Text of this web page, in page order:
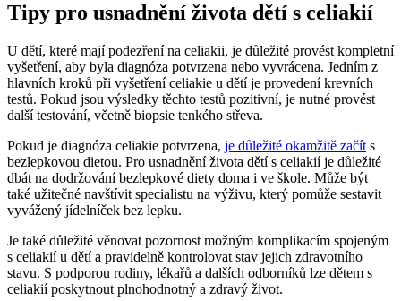
Tipy pro ​usnadnění života dětí s celiakií
U dětí, které mají podezření na celiakii, je důležité provést kompletní⁤
vyšetření, ​aby byla diagnóza potvrzena​ nebo vyvrácena. Jedním z
‌hlavních kroků při vyšetření celiakie u dětí je ‍provedení krevních
testů. Pokud jsou výsledky těchto ‌testů pozitivní,​ je nutné provést
další testování, včetně biopsie tenkého⁣ střeva.
Pokud je diagnóza celiakie potvrzena, je důležité okamžitě začít s
bezlepkovou dietou. Pro usnadnění‌ života ⁢dětí s celiakií je důležité
dbát na dodržování bezlepkové‌ diety ‌doma i ‌ve škole. Může ​být
také ⁣užitečné navštívit specialistu ⁢na výživu, který ‌pomůže sestavit
‌vyvážený jídelníček bez lepku.
Je také důležité⁤ věnovat pozornost možným komplikacím spojeným ​
s celiakií‌ u dětí a ‍pravidelně kontrolovat stav jejich zdravotního
stavu. S podporou‍ rodiny, lékařů a dalších odborníků⁣ lze dětem s
celiakií poskytnout plnohodnotný a zdravý život.